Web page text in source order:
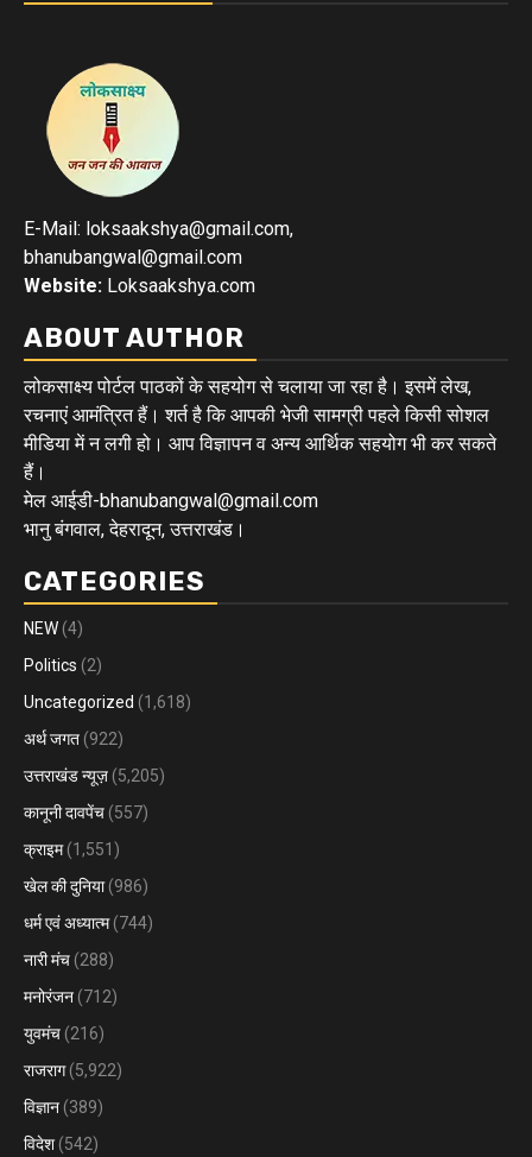
E-Mail: loksaakshya@gmail.com,
bhanubangwal@gmail.com
Website: Loksaakshya.com
ABOUT AUTHOR
लोकसाक्ष्य पोर्टल पाठकों के सहयोग से चलाया जा रहा है। इसमें लेख,
रचनाएं आमंत्रित हैं। शर्त है कि आपकी भेजी सामग्री पहले किसी सोशल
मीडिया में न लगी हो। आप विज्ञापन व अन्य आर्थिक सहयोग भी कर सकते
हैं।
मेल आईडी-bhanubangwal@gmail.com
भानु बंगवाल, देहरादून, उत्तराखंड।
CATEGORIES
NEW (4)
Politics (2)
Uncategorized (1,618)
अर्थ जगत (922)
उत्तराखंड न्यूज़ (5,205)
कानूनी दावपेंच (557)
क्राइम(1,551)
खेल की दुनिया(986)
धर्म एवं अध्यात्म(744)
नारी मंच (288)
मनोरंजन (712)
युवमंच (216)
राजराग(5,922)
विज्ञान (389)
विदेश (542)